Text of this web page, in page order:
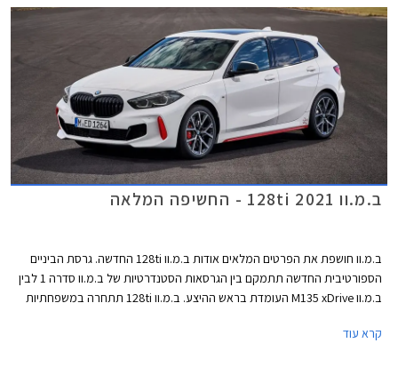
ב.מ.וו 128ti 2021 - החשיפה המלאה
ב.מ.וו חושפת את הפרטים המלאים אודות ב.מ.וו 128ti החדשה. גרסת הביניים
הספורטיבית החדשה תתמקם בין הגרסאות הסטנדרטיות של ב.מ.וו סדרה 1 לבין
ב.מ.וו M135 xDrive העומדת בראש ההיצע. ב.מ.וו 128ti תתחרה במשפחתיות
קרא עוד